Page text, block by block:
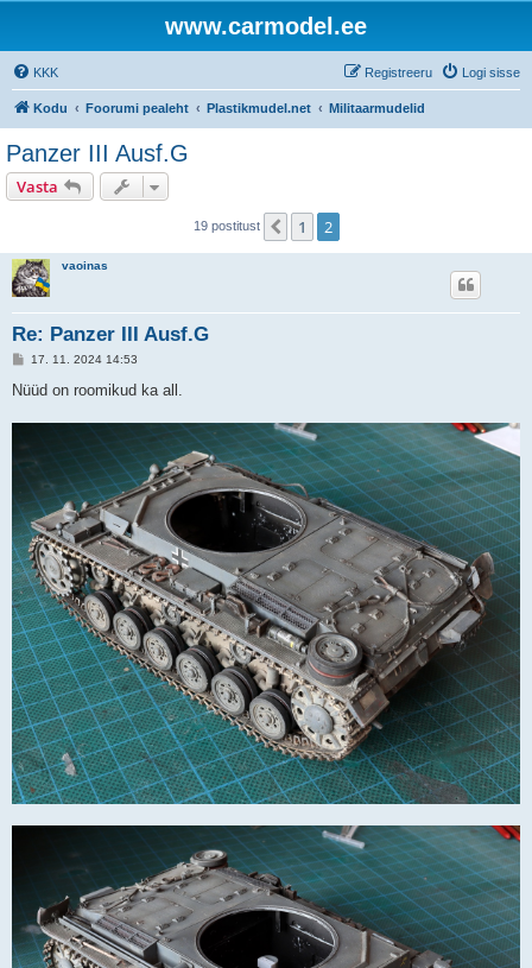
www.carmodel.ee
KKK Logi sisse
Registreeru
Kodu Foorumi pealeht Plastikmudel.net Militaarmudelid
Panzer III Ausf.G
Vasta
19 postitust Eelmine
1 2
vaoinas
Re: Panzer III Ausf.G
P
s
17. 11. 2024 14:53
Nüüd on roomikud ka all.